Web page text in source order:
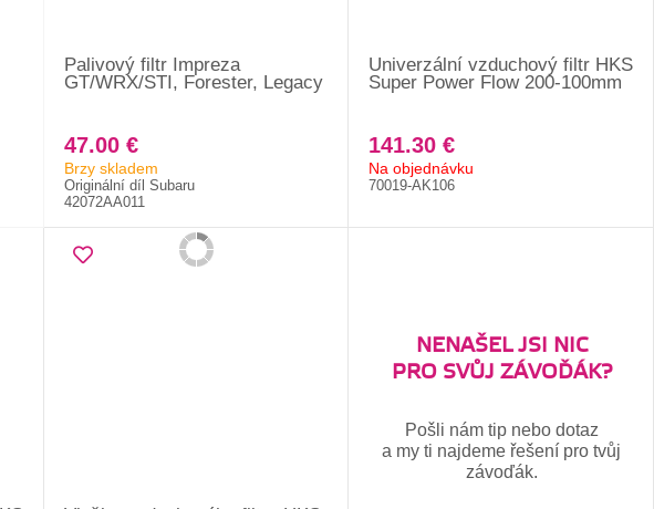
Palivový filtr Impreza
GT/WRX/STI, Forester, Legacy
47.00 €
Brzy skladem
Originální díl Subaru
42072AA011
Univerzální vzduchový filtr HKS
Super Power Flow 200-100mm
141.30 €
Na objednávku
70019-AK106
NENAŠEL JSI NIC
PRO SVŮJ ZÁVOĎÁK?
Pošli nám tip nebo dotaz
a my ti najdeme řešení pro tvůj
závoďák.